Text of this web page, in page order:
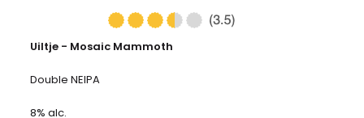
Uiltje - Mosaic Mammoth
Double NEIPA
8% alc.